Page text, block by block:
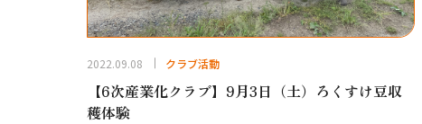
2022.09.08 クラブ活動
【6次産業化クラブ】9月3日（土）ろくすけ豆収
穫体験